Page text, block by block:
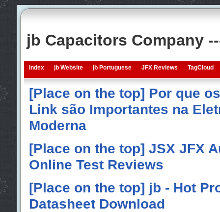
jb Capacitors Company
Index jb Website jb Portuguese JFX Reviews TagCloud
[Place on the top] Por que
Link são Importantes na
Moderna
[Place on the top] JSX JFX
Online Test Reviews
[Place on the top] jb - Hot
Datasheet Download